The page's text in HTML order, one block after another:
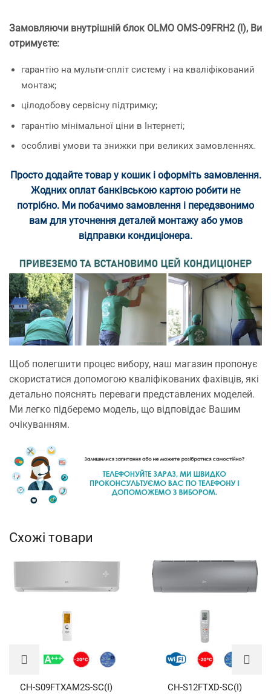
Замовляючи внутрішній блок OLMO OMS-09FRH2 (I), Ви
отримуєте:
гарантію на мульти-спліт систему і на кваліфікований
монтаж;
цілодобову сервісну підтримку;
гарантію мінімальної ціни в Інтернеті;
особливі умови та знижки при великих замовленнях.
Просто додайте товар у кошик і оформіть замовлення.
Жодних оплат банківською картою робити не
потрібно. Ми побачимо замовлення і передзвонимо
вам для уточнення деталей монтажу або умов
відправки кондиціонера.
Щоб полегшити процес вибору, наш магазин пропонує
скористатися допомогою кваліфікованих фахівців, які
детально пояснять переваги представлених моделей.
Ми легко підберемо модель, що відповідає Вашим
очікуванням.
Схожі товари
CH-S09FTXAM2S-SC(I)
CH-S12FTXD-SC(I)